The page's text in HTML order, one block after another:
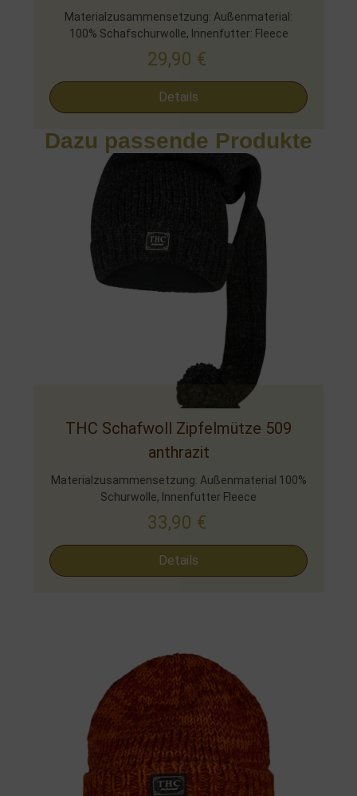
Materialzusammensetzung: Außenmaterial:
100% Schafschurwolle, Innenfutter: Fleece
29,90 €
Details
Dazu passende Produkte
THC Schafwoll Zipfelmütze 509
anthrazit
Materialzusammensetzung: Außenmaterial 100%
Schurwolle, Innenfutter Fleece
33,90 €
Details